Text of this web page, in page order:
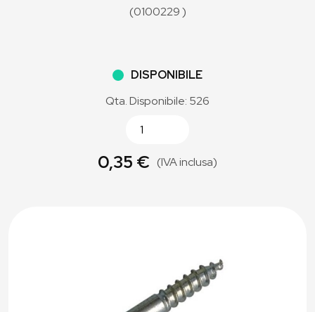
(0100229 )
DISPONIBILE
Qta. Disponibile: 526
0,35 € (IVA inclusa)